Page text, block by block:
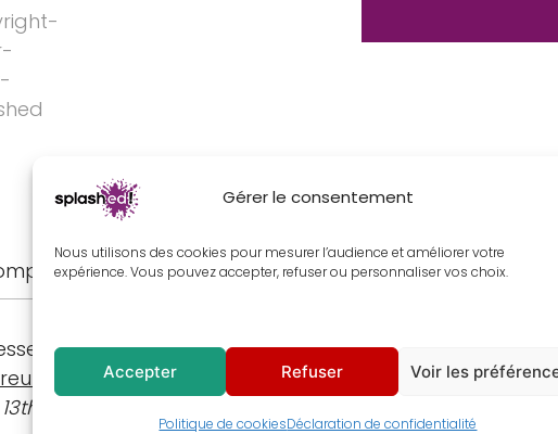
Gérer le consentement
Nous utilisons des cookies pour mesurer l’audience et améliorer votre
expérience. Vous pouvez accepter, refuser ou personnaliser vos choix.
Accepter Refuser Voir les
Politique de cookiesDéclaration de confidentialité
Avis (0)
avec ce tableau deJason Voorhees
? N’hésite plus ! Ce tableau de Jason Voorhees,
– Part 3